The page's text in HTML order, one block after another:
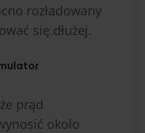
rozładowany
się dłużej.
prąd
około